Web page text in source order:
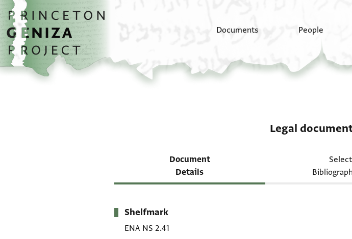
Skip to main content
home
Documents People
Legal
Document
Details
Select
Metadata
Shelfmark
ENA NS 2.41